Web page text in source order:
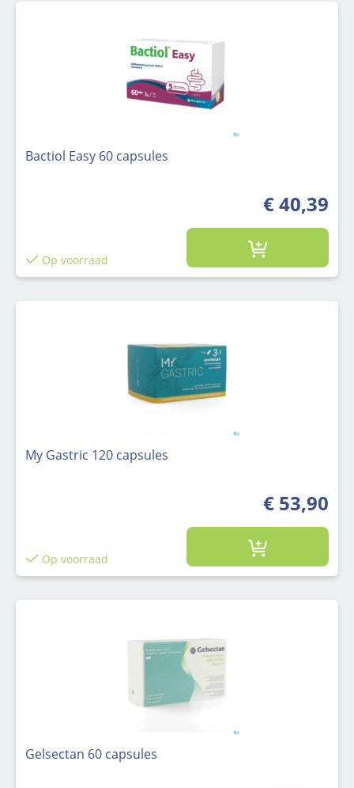
Bactiol Easy 60 capsules
€ 40,39
Op voorraad
My Gastric 120 capsules
€ 53,90
Op voorraad
Gelsectan 60 capsules